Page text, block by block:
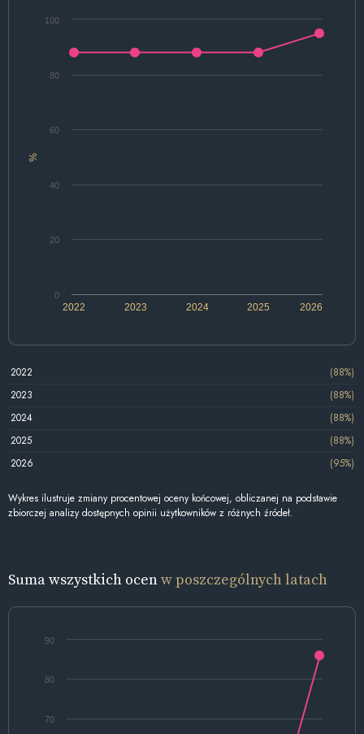
%
2022 2024 2026
2023 2025
0
20
40
60
80
100
2022
(88%)
2023
(88%)
2024
(88%)
2025
(88%)
2026
(95%)
Wykres ilustruje zmiany procentowej oceny końcowej, obliczanej na podstawie
zbiorczej analizy dostępnych opinii użytkowników z różnych źródeł.
Suma wszystkich ocenw poszczególnych latach
70
80
90